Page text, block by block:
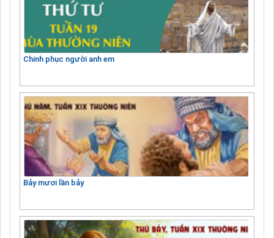
Chinh phục người anh em
Bảy mươi lần bảy